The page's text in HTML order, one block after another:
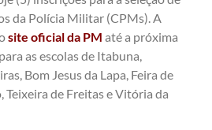
da Polícia Militar (CPMs). A
site oficial da PM até a próxima
as escolas de Itabuna,
Bom Jesus da Lapa, Feira de
Teixeira de Freitas e Vitória da